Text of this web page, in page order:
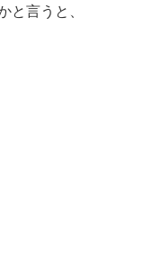
と言うと、